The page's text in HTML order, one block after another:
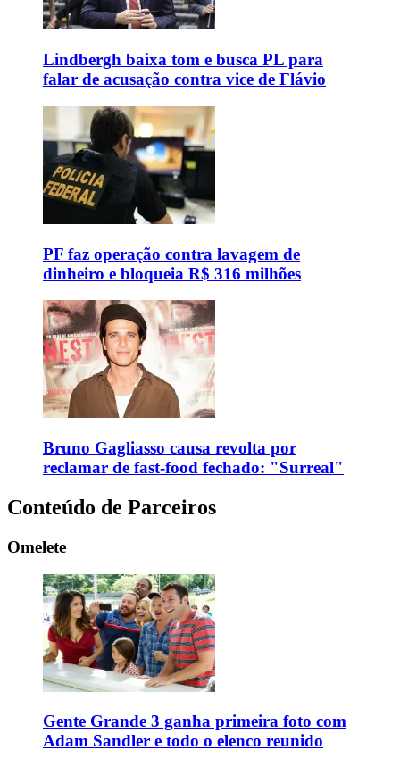
Lindbergh baixa tom e busca PL para
falar de acusação contra vice de Flávio
PF faz operação contra lavagem de
dinheiro e bloqueia R$ 316 milhões
Bruno Gagliasso causa revolta por
reclamar de fast-food fechado: "Surreal"
Conteúdo de Parceiros
Omelete
Gente Grande 3 ganha primeira foto com
Adam Sandler e todo o elenco reunido